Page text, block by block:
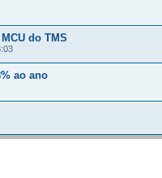
do TMS
ao ano